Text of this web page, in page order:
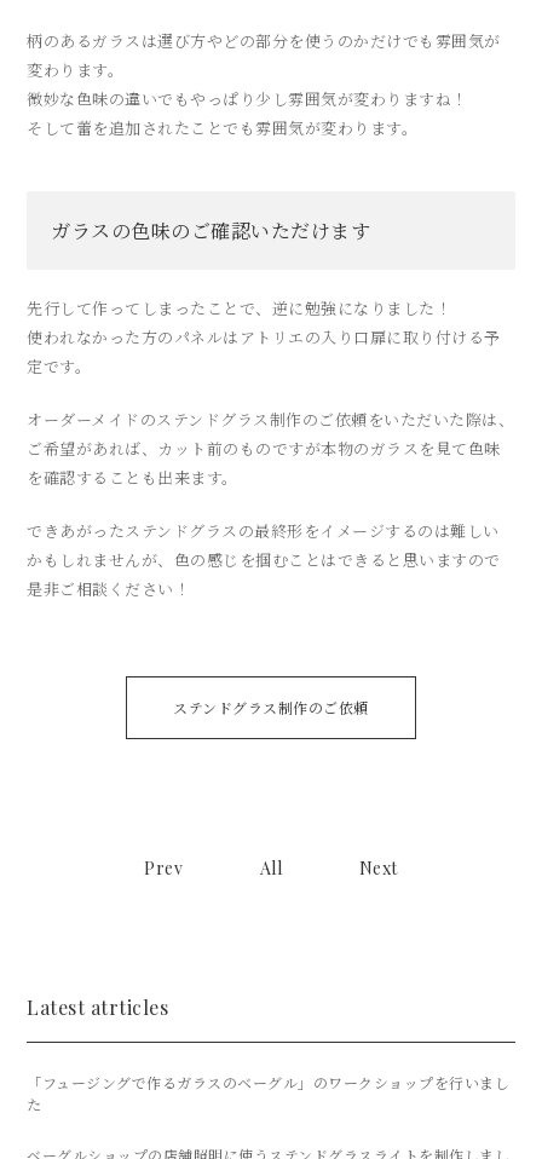
柄のあるガラスは選び方やどの部分を使うのかだけでも雰囲気が
変わります。
微妙な色味の違いでもやっぱり少し雰囲気が変わりますね！
そして蕾を追加されたことでも雰囲気が変わります。
ガラスの色味のご確認いただけます
先行して作ってしまったことで、逆に勉強になりました！
使われなかった方のパネルはアトリエの入り口扉に取り付ける予
定です。
オーダーメイドのステンドグラス制作のご依頼をいただいた際は、
ご希望があれば、カット前のものですが本物のガラスを見て色味
を確認することも出来ます。
できあがったステンドグラスの最終形をイメージするのは難しい
かもしれませんが、色の感じを掴むことはできると思いますので
是非ご相談ください！
ステンドグラス制作のご依頼
Prev All Next
Latest atrticles
「フュージングで作るガラスのベーグル」のワークショップを行いまし
た
ベーグルショップの店舗照明に使うステンドグラスライトを制作しまし